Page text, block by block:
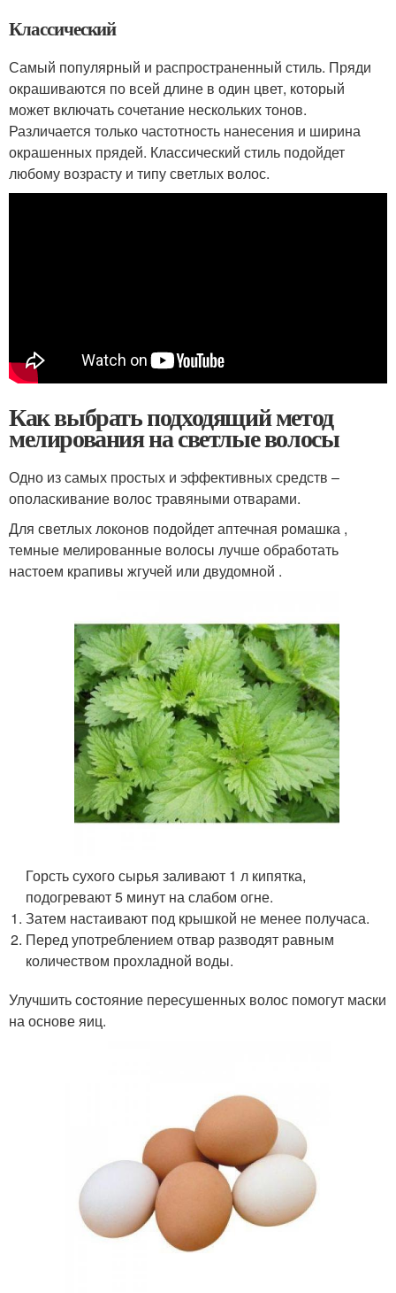
Классический
Самый популярный и распространенный стиль. Пряди
окрашиваются по всей длине в один цвет, который
может включать сочетание нескольких тонов.
Различается только частотность нанесения и ширина
окрашенных прядей. Классический стиль подойдет
любому возрасту и типу светлых волос.
Как выбрать подходящий метод
мелирования на светлые волосы
Одно из самых простых и эффективных средств –
ополаскивание волос травяными отварами.
Для светлых локонов подойдет аптечная ромашка ,
темные мелированные волосы лучше обработать
настоем крапивы жгучей или двудомной .
Горсть сухого сырья заливают 1 л кипятка,
подогревают 5 минут на слабом огне.
Затем настаивают под крышкой не менее получаса.
Перед употреблением отвар разводят равным
количеством прохладной воды.
Улучшить состояние пересушенных волос помогут маски
на основе яиц.